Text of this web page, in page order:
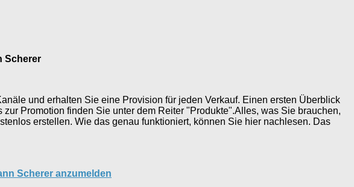
Scherer
und erhalten Sie eine Provision für jeden Verkauf. Einen ersten Überblick
Promotion finden Sie unter dem Reiter "Produkte".Alles, was Sie brauchen,
erstellen. Wie das genau funktioniert, können Sie hier nachlesen. Das
Scherer anzumelden